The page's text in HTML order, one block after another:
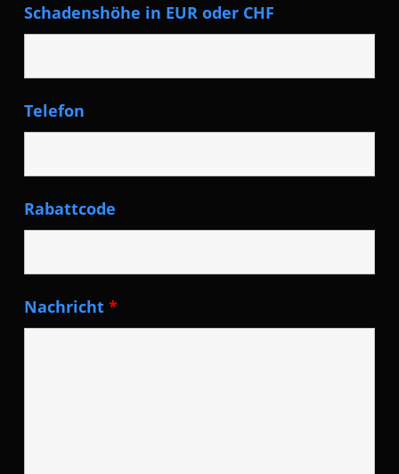
Schadenshöhe in EUR oder CHF
Telefon
Rabattcode
Nachricht*